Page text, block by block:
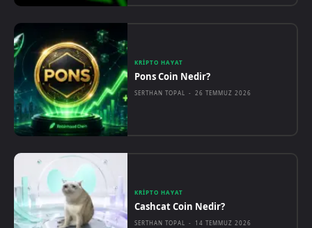
KRIPTO HAYAT
Pons Coin Nedir?
SERTHAN TOPAL - 26 TEMMUZ 2026
KRIPTO HAYAT
Cashcat Coin Nedir?
SERTHAN TOPAL - 14 TEMMUZ 2026